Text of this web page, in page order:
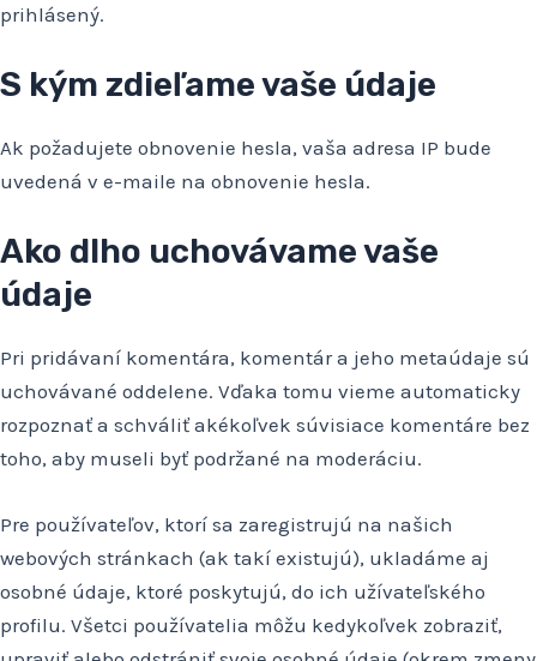
prihlásený.
S kým zdieľame vaše údaje
Ak požadujete obnovenie hesla, vaša adresa IP bude
uvedená v e-maile na obnovenie hesla.
Ako dlho uchovávame vaše
údaje
Pri pridávaní komentára, komentár a jeho metaúdaje sú
uchovávané oddelene. Vďaka tomu vieme automaticky
rozpoznať a schváliť akékoľvek súvisiace komentáre bez
toho, aby museli byť podržané na moderáciu.
Pre používateľov, ktorí sa zaregistrujú na našich
webových stránkach (ak takí existujú), ukladáme aj
osobné údaje, ktoré poskytujú, do ich užívateľského
profilu. Všetci používatelia môžu kedykoľvek zobraziť,